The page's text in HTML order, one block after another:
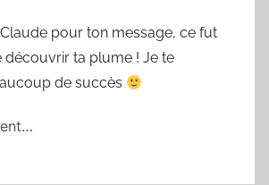
pour ton message, ce fut
découvrir ta plume ! Je te
de succès